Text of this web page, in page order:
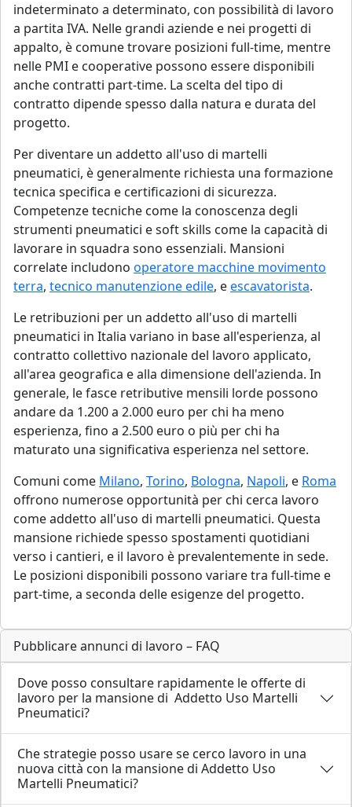
indeterminato a determinato, con possibilità di lavoro
a partita IVA. Nelle grandi aziende e nei progetti di
appalto, è comune trovare posizioni full-time, mentre
nelle PMI e cooperative possono essere disponibili
anche contratti part-time. La scelta del tipo di
contratto dipende spesso dalla natura e durata del
progetto.
Per diventare un addetto all'uso di martelli
pneumatici, è generalmente richiesta una formazione
tecnica specifica e certificazioni di sicurezza.
Competenze tecniche come la conoscenza degli
strumenti pneumatici e soft skills come la capacità di
lavorare in squadra sono essenziali. Mansioni
correlate includono operatore macchine movimento
terra, tecnico manutenzione edile, eescavatorista.
Le retribuzioni per un addetto all'uso di martelli
pneumatici in Italia variano in base all'esperienza, al
contratto collettivo nazionale del lavoro applicato,
all'area geografica e alla dimensione dell'azienda. In
generale, le fasce retributive mensili lorde possono
andare da 1.200 a 2.000 euro per chi ha meno
esperienza, fino a 2.500 euro o più per chi ha
maturato una significativa esperienza nel settore.
Comuni come Milano, Torino, Bologna, Napoli, e Roma
offrono numerose opportunità per chi cerca lavoro
come addetto all'uso di martelli pneumatici. Questa
mansione richiede spesso spostamenti quotidiani
verso i cantieri, e il lavoro è prevalentemente in sede.
Le posizioni disponibili possono variare tra full-time e
part-time, a seconda delle esigenze del progetto.
Pubblicare annunci di lavoro – FAQ
Dove posso consultare rapidamente le offerte di
lavoro per la mansione di Addetto Uso Martelli
Pneumatici?
Che strategie posso usare se cerco lavoro in una
nuova città con la mansione di Addetto Uso
Martelli Pneumatici?